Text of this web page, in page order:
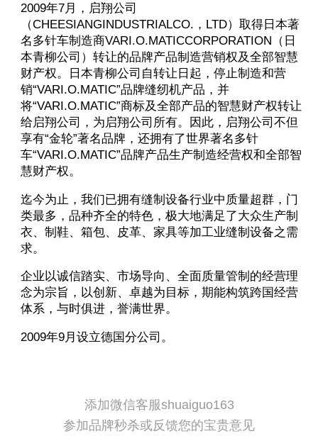
2009年7月，启翔公司
（CHEESIANGINDUSTRIALCO.，LTD）取得日本著
名多针车制造商VARI.O.MATICCORPORATION（日
本青柳公司）转让的品牌产品制造营销权及全部智慧
财产权。日本青柳公司自转让日起，停止制造和营
销“VARI.O.MATIC”品牌缝纫机产品，并
将“VARI.O.MATIC”商标及全部产品的智慧财产权转让
给启翔公司，为启翔公司所有。因此，启翔公司不但
享有“金轮”著名品牌，还拥有了世界著名多针
车“VARI.O.MATIC”品牌产品生产制造经营权和全部智
慧财产权。
迄今为止，我们已拥有缝制设备行业中质量超群，门
类最多，品种齐全的特色，极大地满足了大众生产制
衣、制鞋、箱包、皮革、家具等加工业缝制设备之需
求。
企业以诚信踏实、市场导向、全面质量管制的经营理
念为宗旨，以创新、卓越为目标，期能构筑跨国经营
体系，与时俱进，誉满世界。
2009年9月设立德国分公司。
添加微信客服shuaiguo163
参加品牌秒杀或反馈您的宝贵意见